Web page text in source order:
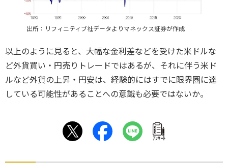
出所：リフィニティブ社データよりマネックス証券が作成
以上のように見ると、大幅な金利差などを受けた米ドルな
ど外貨買い・円売りトレードではあるが、それに伴う米ド
ルなど外貨の上昇・円安は、経験的にはすでに限界圏に達
している可能性があることへの意識も必要ではないか。
ｱﾝｹｰﾄ